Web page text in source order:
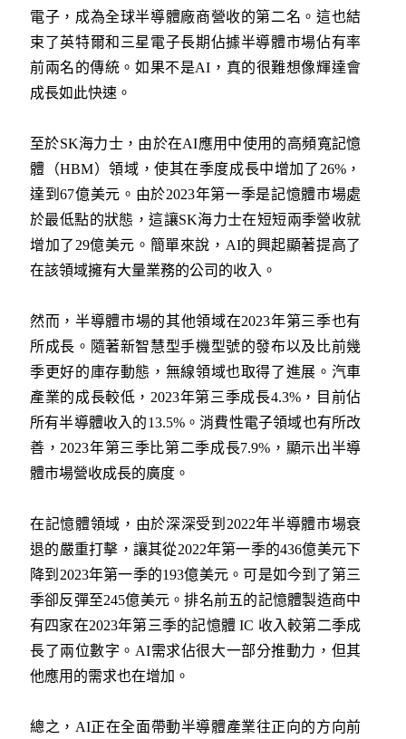
電子，成為全球半導體廠商營收的第二名。這也結
束了英特爾和三星電子長期佔據半導體市場佔有率
前兩名的傳統。如果不是AI，真的很難想像輝達會
成長如此快速。
至於SK海力士，由於在AI應用中使用的高頻寬記憶
體（HBM）領域，使其在季度成長中增加了26%，
達到67億美元。由於2023年第一季是記憶體市場處
於最低點的狀態，這讓SK海力士在短短兩季營收就
增加了29億美元。簡單來說，AI的興起顯著提高了
在該領域擁有大量業務的公司的收入。
然而，半導體市場的其他領域在2023年第三季也有
所成長。隨著新智慧型手機型號的發布以及比前幾
季更好的庫存動態，無線領域也取得了進展。汽車
產業的成長較低，2023年第三季成長4.3%，目前佔
所有半導體收入的13.5%。消費性電子領域也有所改
善，2023年第三季比第二季成長7.9%，顯示出半導
體市場營收成長的廣度。
在記憶體領域，由於深深受到2022年半導體市場衰
退的嚴重打擊，讓其從2022年第一季的436億美元下
降到2023年第一季的193億美元。可是如今到了第三
季卻反彈至245億美元。排名前五的記憶體製造商中
有四家在2023年第三季的記憶體 IC 收入較第二季成
長了兩位數字。AI需求佔很大一部分推動力，但其
他應用的需求也在增加。
總之，AI正在全面帶動半導體產業往正向的方向前